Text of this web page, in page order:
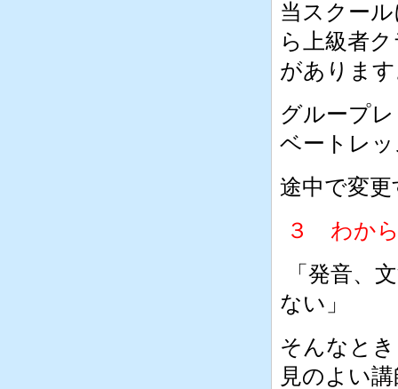
当スクー
ら上級者
がありま
グループ
ベートレ
途中で変
３ わか
「発音、
ない」
そんなと
見のよい